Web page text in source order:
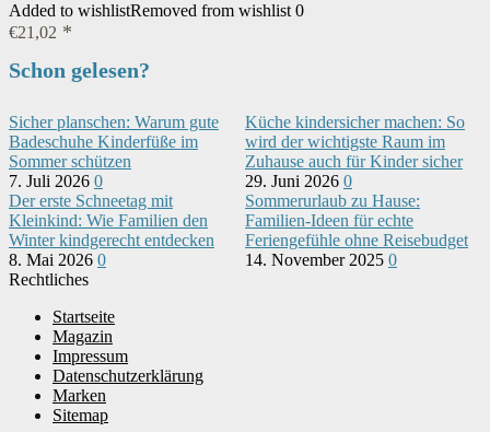
Added to wishlistRemoved from wishlist 0
€21,02
Schon gelesen?
Sicher planschen: Warum gute
Badeschuhe Kinderfüße im
Sommer schützen
7. Juli 2026 0
Küche kindersicher machen: So
wird der wichtigste Raum im
Zuhause auch für Kinder sicher
29. Juni 2026 0
Der erste Schneetag mit
Kleinkind: Wie Familien den
Winter kindgerecht entdecken
8. Mai 2026 0
Sommerurlaub zu Hause:
Familien-Ideen für echte
Feriengefühle ohne Reisebudget
14. November 2025 0
Rechtliches
Startseite
Magazin
Impressum
Datenschutzerklärung
Marken
Sitemap